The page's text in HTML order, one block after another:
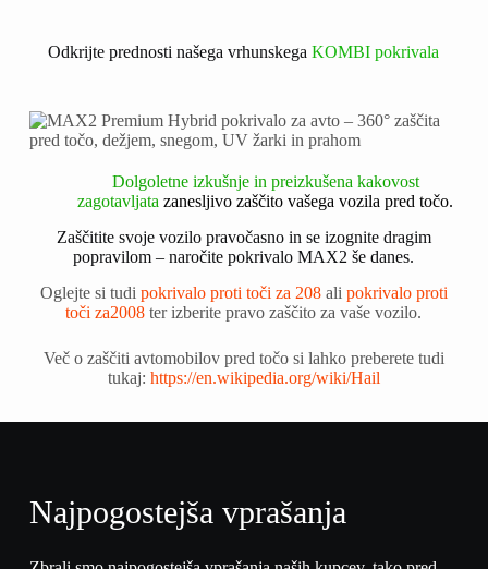
Odkrijte prednosti našega vrhunskegaKOMBI pokrivala
Dolgoletne izkušnje in preizkušena kakovost
zagotavljatazanesljivo zaščito vašega vozila pred točo.
Zaščitite svoje vozilo pravočasno in se izognite dragim
popravilom – naročite pokrivalo MAX2 še danes.
Oglejte si tudi pokrivalo proti toči za 208ali pokrivalo proti
toči za2008ter izberite pravo zaščito za vaše vozilo.
Več o zaščiti avtomobilov pred točo si lahko preberete tudi
tukaj: https://en.wikipedia.org/wiki/Hail
Najpogostejša vprašanja